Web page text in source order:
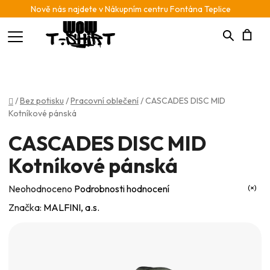
Nově nás najdete v Nákupním centru Fontána Teplice
Hledat
Domů
/Bez potisku /Pracovní oblečení/CASCADES DISC MID
Kotníkové pánská
CASCADES DISC MID
Kotníkové pánská
Průměrné
hodnocení
Neohodnoceno Podrobnosti hodnocení
Značka: MALFINI, a.s.